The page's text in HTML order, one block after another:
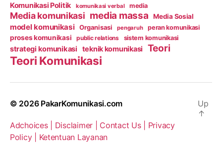
Komunikasi Politik komunikasi verbal media
Media komunikasi media massa Media Sosial
model komunikasi Organisasi pengaruh peran komunikasi
proses komunikasi public relations sistem komunikasi
strategi komunikasi teknik komunikasi Teori
Teori Komunikasi
© 2026 PakarKomunikasi.com
Adchoices | Disclaimer | Contact Us | Privacy
Policy | Ketentuan Layanan
Up
↑